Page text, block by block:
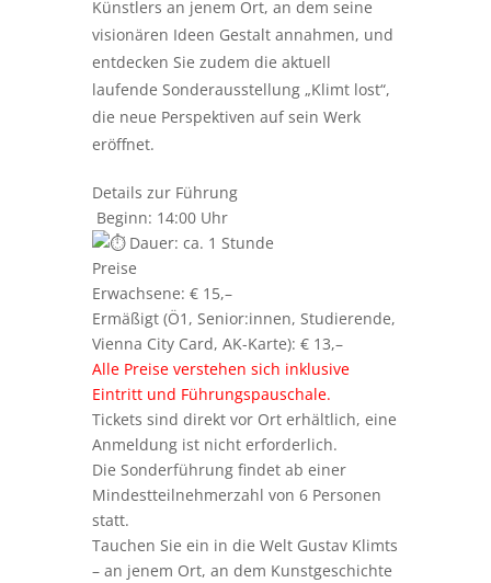
Künstlers an jenem Ort, an dem seine
visionären Ideen Gestalt annahmen, und
entdecken Sie zudem die aktuell
laufende Sonderausstellung „Klimt lost“,
die neue Perspektiven auf sein Werk
eröffnet.
Details zur Führung
Beginn: 14:00 Uhr
Dauer: ca. 1 Stunde
Preise
Erwachsene: € 15,–
Ermäßigt (Ö1, Senior:innen, Studierende,
Vienna City Card, AK-Karte): € 13,–
Alle Preise verstehen sich inklusive
Eintritt und Führungspauschale.
Tickets sind direkt vor Ort erhältlich, eine
Anmeldung ist nicht erforderlich.
Die Sonderführung findet ab einer
Mindestteilnehmerzahl von 6 Personen
statt.
Tauchen Sie ein in die Welt Gustav Klimts
– an jenem Ort, an dem Kunstgeschichte